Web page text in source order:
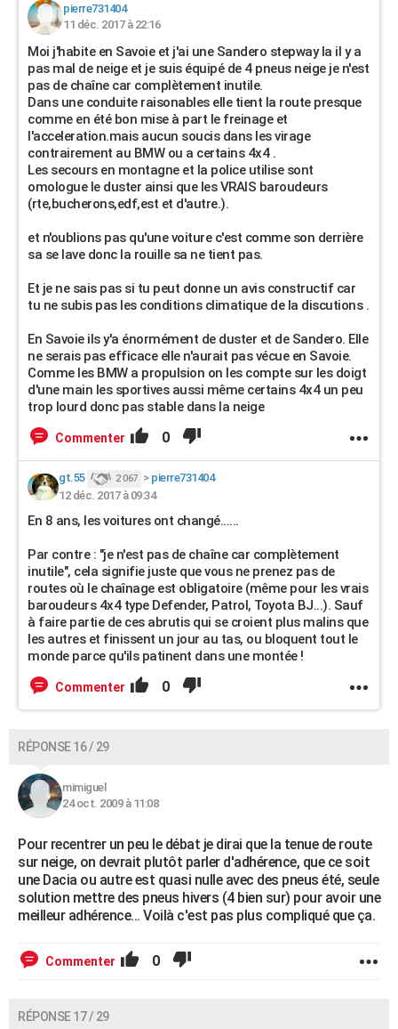
pierre731404
11 déc. 2017 à 22:16
Moi j'habite en Savoie et j'ai une Sandero stepway la il y a
pas mal de neige et je suis équipé de 4 pneus neige je n'est
pas de chaîne car complètement inutile.
Dans une conduite raisonables elle tient la route presque
comme en été bon mise à part le freinage et
l'acceleration.mais aucun soucis dans les virage
contrairement au BMW ou a certains 4x4 .
Les secours en montagne et la police utilise sont
omologue le duster ainsi que les VRAIS baroudeurs
(rte,bucherons,edf,est et d'autre.).
et n'oublions pas qu'une voiture c'est comme son derrière
sa se lave donc la rouille sa ne tient pas.
Et je ne sais pas si tu peut donne un avis constructif car
tu ne subis pas les conditions climatique de la discutions .
En Savoie ils y'a énormément de duster et de Sandero. Elle
ne serais pas efficace elle n'aurait pas vécue en Savoie.
Comme les BMW a propulsion on les compte sur les doigt
d'une main les sportives aussi même certains 4x4 un peu
trop lourd donc pas stable dans la neige
Commenter 0
gt.55 2 067 > pierre731404
12 déc. 2017 à 09:34
En 8 ans, les voitures ont changé......
Par contre : "je n'est pas de chaîne car complètement
inutile", cela signifie juste que vous ne prenez pas de
routes où le chaînage est obligatoire (même pour les vrais
baroudeurs 4x4 type Defender, Patrol, Toyota BJ...). Sauf
à faire partie de ces abrutis qui se croient plus malins que
les autres et finissent un jour au tas, ou bloquent tout le
monde parce qu'ils patinent dans une montée !
Commenter 0
RÉPONSE 16 / 29
mimiguel
24 oct. 2009 à 11:08
Pour recentrer un peu le débat je dirai que la tenue de route
sur neige, on devrait plutôt parler d'adhérence, que ce soit
une Dacia ou autre est quasi nulle avec des pneus été, seule
solution mettre des pneus hivers (4 bien sur) pour avoir une
meilleur adhérence... Voilà c'est pas plus compliqué que ça.
Commenter 0
RÉPONSE 17 / 29